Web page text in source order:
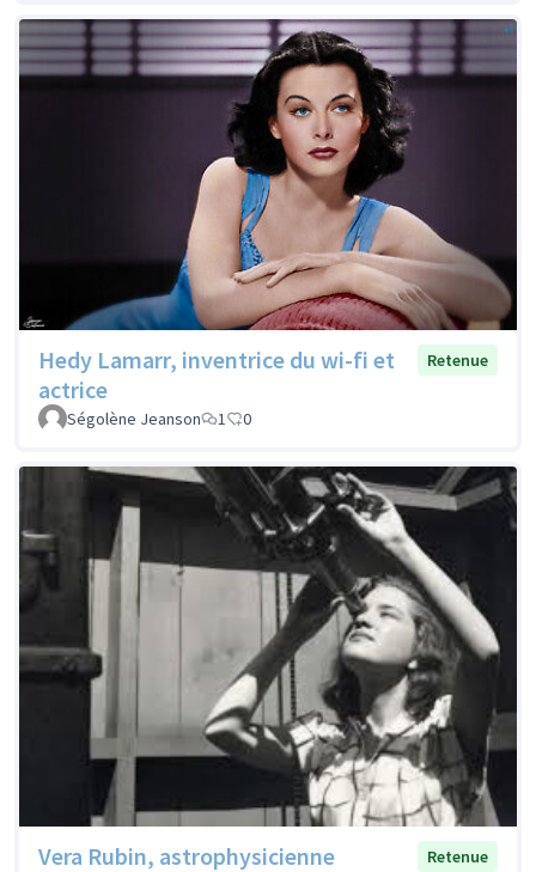
Hedy Lamarr, inventrice du wi-fi et
actrice
Retenue
Ségolène Jeanson 1 0
Vera Rubin, astrophysicienne
Retenue